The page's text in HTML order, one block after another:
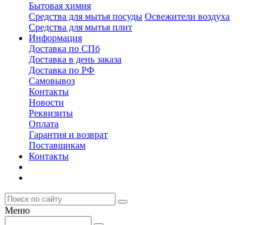
Бытовая химия
Средства для мытья посуды Освежители воздуха
Средства для мытья плит
Информация
Доставка по СПб
Доставка в день заказа
Доставка по РФ
Самовывоз
Контакты
Новости
Реквизиты
Оплата
Гарантия и возврат
Поставщикам
Контакты
Меню